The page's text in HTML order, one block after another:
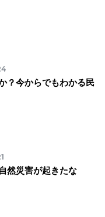
？今からでもわかる民
然災害が起きたな